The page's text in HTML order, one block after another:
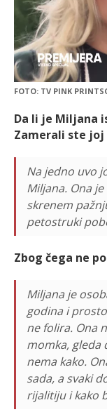
FOTO: TV PINK
Da li je Miljana
Zamerali ste
Na jedno uvo
Miljana. Ona
skrenem
petostruki
Zbog čega ne
Miljana je
godina i
ne folira. Ona
momka, gleda
nema kako.
sada, a svaki
rijalitiju i kako